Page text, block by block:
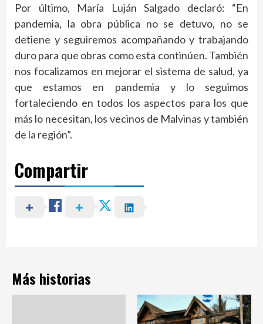
Por último, María Luján Salgado declaró: “En
pandemia, la obra pública no se detuvo, no se
detiene y seguiremos acompañando y trabajando
duro para que obras como esta continúen. También
nos focalizamos en mejorar el sistema de salud, ya
que estamos en pandemia y lo seguimos
fortaleciendo en todos los aspectos para los que
más lo necesitan, los vecinos de Malvinas y también
de la región”.
Compartir
Más historias